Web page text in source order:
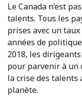
Le Canada n’est
talents. Tous les
prises avec un
années de
2018, les
pour parvenir à un
la crise des
planète.